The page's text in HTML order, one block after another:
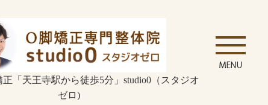
「天王寺駅から徒歩5分」studio0（スタジオ
ゼロ)